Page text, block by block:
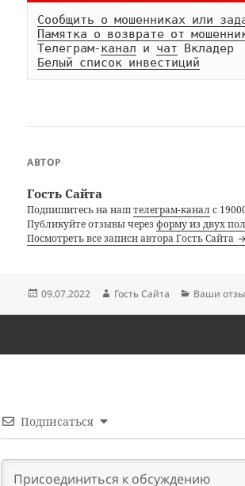
Сообщить о мошенниках или
Памятка о возврате от
Телеграм-канал и чат
Белый список инвестиций
АВТОР
Гость Сайта
Подпишитесь на наштелеграм-каналс
Публикуйте отзывы черезформу из двух
Посмотреть все записи автора Гость Сайта
Опубликовано
09.07.2022 Автор
Гость Сайта Рубрики
Ваши
Подписаться